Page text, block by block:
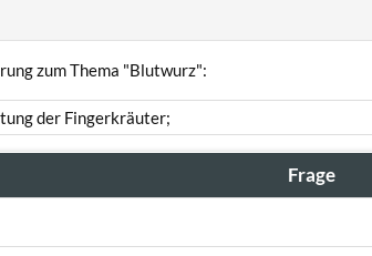
zum Thema "Blutwurz":
der Fingerkräuter;
Frage